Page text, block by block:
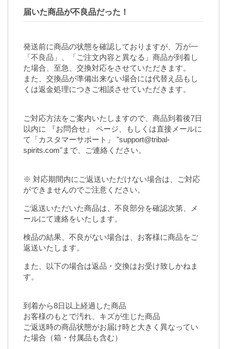
届いた商品が不良品だった！
発送前に商品の状態を確認しておりますが、万が一
「不良品」、「ご注文内容と異なる」商品が到着し
た場合、至急、交換対応をさせていただきます。
また、交換品が準備出来ない場合には代替え品もし
くは返金処理につきご相談させていただきます。
ご対応方法をご案内いたしますので、商品到着後7日
以内に
『お問合せ』
ページ、もしくは直接メールに
て「カスタマーサポート」 "support@tribal-
spirits.com"まで、ご連絡ください。
※ 対応期間内にご返送いただけない場合は、ご対応
ができませんのでご注意ください。
ご返送いただいた商品は、不良部分を確認次第、メ
ールにて連絡をいたします。
検品の結果、不良がない場合は、お客様に商品をご
返送いたします。
また、以下の場合は返品・交換はお受け致しかねま
す。
到着から8日以上経過した商品
お客様のもとで汚れ、キズが生じた商品
ご返送時の商品状態がお届け時と大きく異なってい
た場合（箱・付属品も含む）